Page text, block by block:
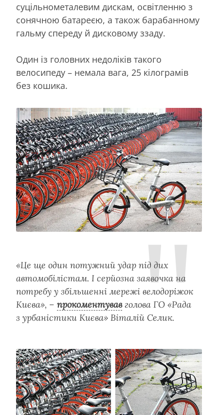
суцільнометалевим дискам, освітленню з
сонячною батареєю, а також барабанному
гальму спереду й дисковому ззаду.
Один із головних недоліків такого
велосипеду – немала вага, 25 кілограмів
без кошика.
«Це ще один потужний удар під дих
автомобілістам. І серйозна заявочка на
потребу у збільшенні мережі велодоріжок
Києва», – прокоментувавголова ГО «Рада
з урбаністики Києва» Віталій Селик.